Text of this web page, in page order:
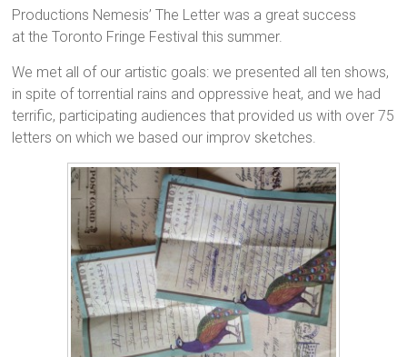
Productions Nemesis’ The Letter was a great success
at the Toronto Fringe Festival this summer.
We met all of our artistic goals: we presented all ten shows,
in spite of torrential rains and oppressive heat, and we had
terrific, participating audiences that provided us with over 75
letters on which we based our improv sketches.